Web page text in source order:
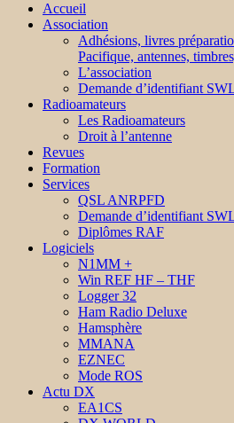
Accueil
Association
Adhésions, livres
Pacifique, antennes,
L’association
Demande d’identifiant
Radioamateurs
Les Radioamateurs
Droit à l’antenne
Revues
Formation
Services
QSL ANRPFD
Demande d’identifiant
Diplômes RAF
Logiciels
N1MM +
Win REF HF – THF
Logger 32
Ham Radio Deluxe
Hamsphère
MMANA
EZNEC
Mode ROS
Actu DX
EA1CS